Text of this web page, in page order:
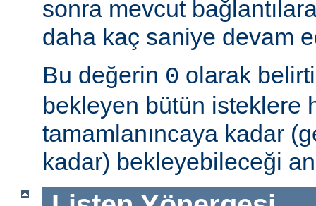
sonra mevcut
daha kaç saniye devam
Bu değerin 0 olarak
bekleyen bütün isteklere
tamamlanıncaya kadar
kadar) bekleyebileceği